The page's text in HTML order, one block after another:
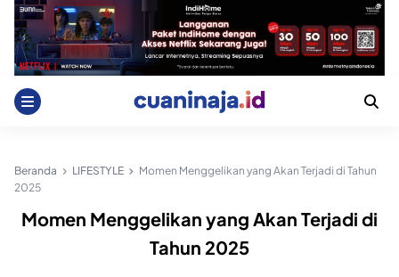
Skip
content
Beranda LIFESTYLE
Momen Menggelikan yang Akan Terjadi di Tahun
2025
Momen Menggelikan yang Akan Terjadi di
Tahun 2025